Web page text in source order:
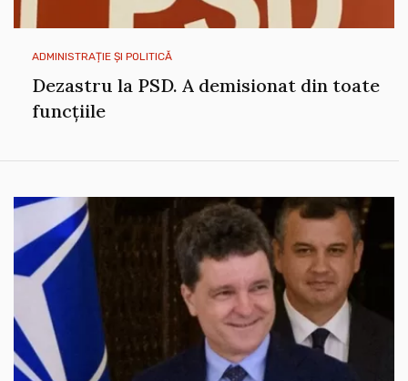
ADMINISTRAȚIE ȘI POLITICĂ
Dezastru la PSD. A demisionat din toate
funcțiile